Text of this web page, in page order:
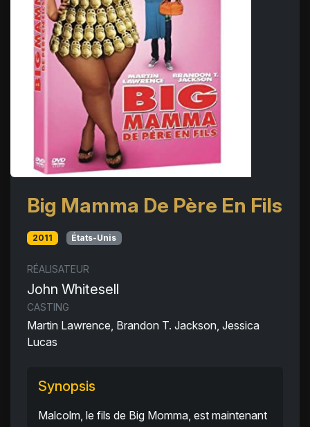
Big Mamma De Père En Fils
2011 États-Unis
RÉALISATEUR
John Whitesell
CASTING
Martin Lawrence, Brandon T. Jackson, Jessica
Lucas
Synopsis
Malcolm, le fils de Big Momma, est maintenant